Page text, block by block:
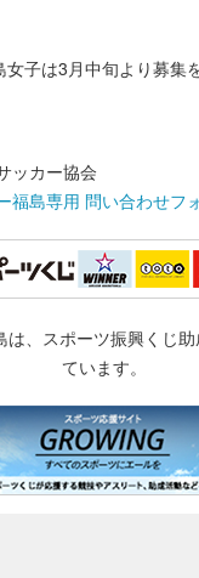
子は3月中旬より募集
ッカー協会
福島専用 問い合わせフ
は、スポーツ振興くじ
ています。